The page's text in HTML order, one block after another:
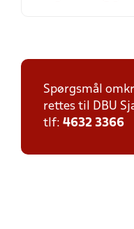
Spørgsmål
rettes til DBU
tlf: 4632 3366